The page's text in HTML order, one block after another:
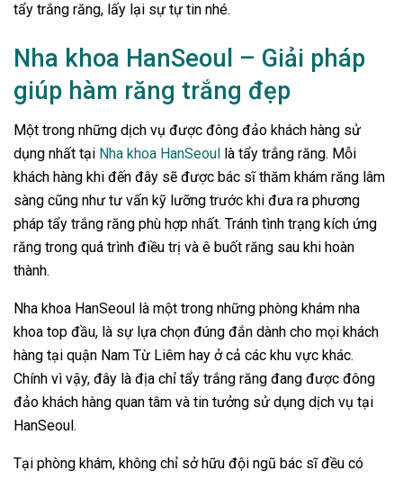
tẩy trắng răng, lấy lại sự tự tin nhé.
Nha khoa HanSeoul – Giải pháp
giúp hàm răng trắng đẹp
Một trong những dịch vụ được đông đảo khách hàng sử
dụng nhất tại Nha khoa HanSeoul
là tẩy trắng răng. Mỗi
khách hàng khi đến đây sẽ được bác sĩ thăm khám răng lâm
sàng cũng như tư vấn kỹ lưỡng trước khi đưa ra phương
pháp tẩy trắng răng phù hợp nhất. Tránh tình trạng kích ứng
răng trong quá trình điều trị và ê buốt răng sau khi hoàn
thành.
Nha khoa HanSeoul là một trong những phòng khám nha
khoa top đầu, là sự lựa chọn đúng đắn dành cho mọi khách
hàng tại quận Nam Từ Liêm hay ở cả các khu vực khác.
Chính vì vậy, đây là địa chỉ tẩy trắng răng đang được đông
đảo khách hàng quan tâm và tin tưởng sử dụng dịch vụ tại
HanSeoul.
Tại phòng khám, không chỉ sở hữu đội ngũ bác sĩ đều có